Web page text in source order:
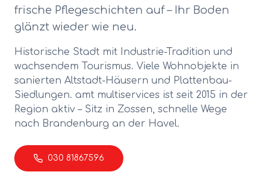
frische Pflegeschichten auf – Ihr Boden
glänzt wieder wie neu.
Historische Stadt mit Industrie-Tradition und
wachsendem Tourismus. Viele Wohnobjekte in
sanierten Altstadt-Häusern und Plattenbau-
Siedlungen. amt multiservices ist seit 2015 in der
Region aktiv – Sitz in Zossen, schnelle Wege
nach Brandenburg an der Havel.
030 81867596